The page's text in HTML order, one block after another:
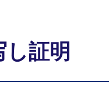
証明